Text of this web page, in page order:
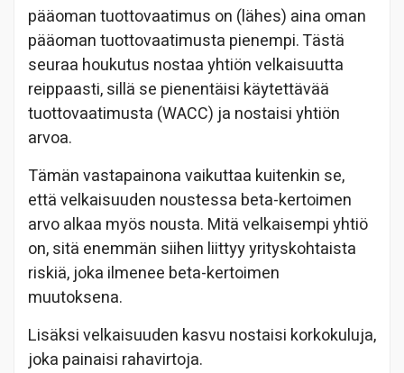
pääoman tuottovaatimus on (lähes) aina oman
pääoman tuottovaatimusta pienempi. Tästä
seuraa houkutus nostaa yhtiön velkaisuutta
reippaasti, sillä se pienentäisi käytettävää
tuottovaatimusta (WACC) ja nostaisi yhtiön
arvoa.
Tämän vastapainona vaikuttaa kuitenkin se,
että velkaisuuden noustessa beta-kertoimen
arvo alkaa myös nousta. Mitä velkaisempi yhtiö
on, sitä enemmän siihen liittyy yrityskohtaista
riskiä, joka ilmenee beta-kertoimen
muutoksena.
Lisäksi velkaisuuden kasvu nostaisi korkokuluja,
joka painaisi rahavirtoja.